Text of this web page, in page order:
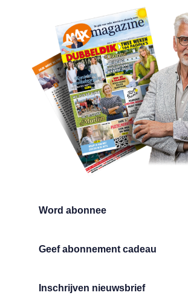
Word abonnee
Geef abonnement cadeau
Inschrijven nieuwsbrief